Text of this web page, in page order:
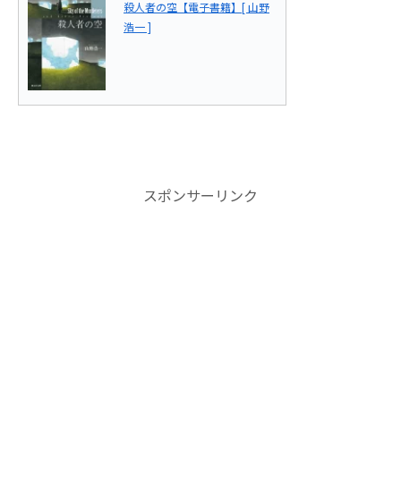
殺人者の空【電子書籍】[ 山野
浩一 ]
スポンサーリンク